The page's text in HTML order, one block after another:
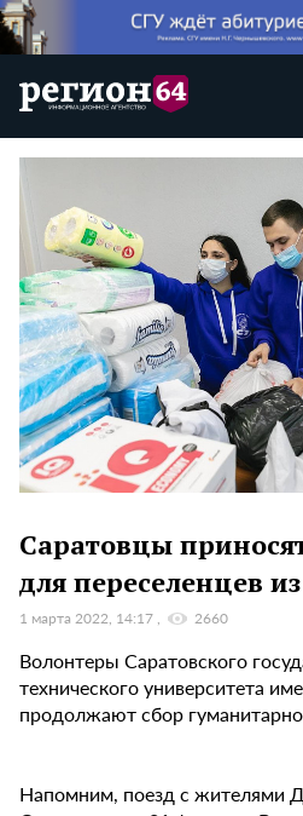
Саратовцы
для переселенцев
1 марта 2022, 14:17 2660
Волонтеры Саратовского
технического университета
продолжают сбор
Напомним, поезд с жителями